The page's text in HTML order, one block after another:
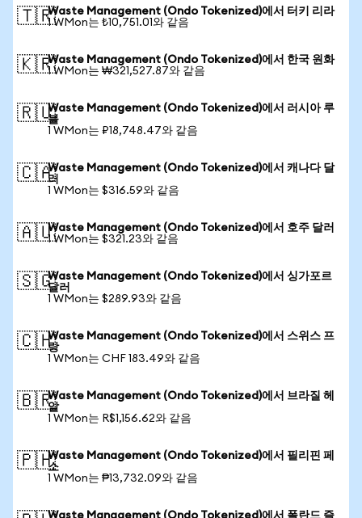
🇹🇷Waste Management (Ondo Tokenized)에서 터키 리라
1 WMon는 ₺10,751.01와 같음
🇰🇷Waste Management (Ondo Tokenized)에서 한국 원화
1 WMon는 ₩321,527.87와 같음
🇷🇺Waste Management (Ondo Tokenized)에서 러시아 루
블
1 WMon는 ₽18,748.47와 같음
🇨🇦Waste Management (Ondo Tokenized)에서 캐나다 달
러
1 WMon는 $316.59와 같음
🇦🇺Waste Management (Ondo Tokenized)에서 호주 달러
1 WMon는 $321.23와 같음
🇸🇬Waste Management (Ondo Tokenized)에서 싱가포르
달러
1 WMon는 $289.93와 같음
🇨🇭Waste Management (Ondo Tokenized)에서 스위스 프
랑
1 WMon는 CHF 183.49와 같음
🇧🇷Waste Management (Ondo Tokenized)에서 브라질 헤
알
1 WMon는 R$1,156.62와 같음
🇵🇭Waste Management (Ondo Tokenized)에서 필리핀 페
소
1 WMon는 ₱13,732.09와 같음
Waste Management (Ondo Tokenized)에서 폴란드 즐